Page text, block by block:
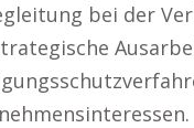
bei der